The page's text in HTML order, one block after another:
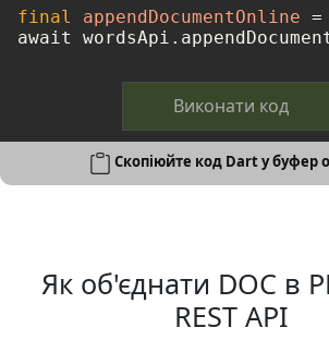
final
appendDocumentOnline =
Виконати код
Скопіюйте код Dart у буфер
Як об'єднати DOC в
REST API